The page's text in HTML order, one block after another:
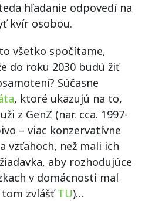
hľadanie odpovedí na
kvír osobou.
všetko spočítame,
do roku 2030 budú žiť
Súčasne
, ktoré ukazujú na to,
z GenZ (nar. cca. 1997-
– viac konzervatívne
vzťahoch, než mali ich
aby rozhodujúce
v domácnosti mal
tom zvlášťTU)…